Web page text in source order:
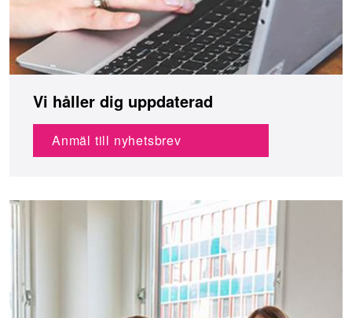
Vi håller dig uppdaterad
Anmäl till nyhetsbrev